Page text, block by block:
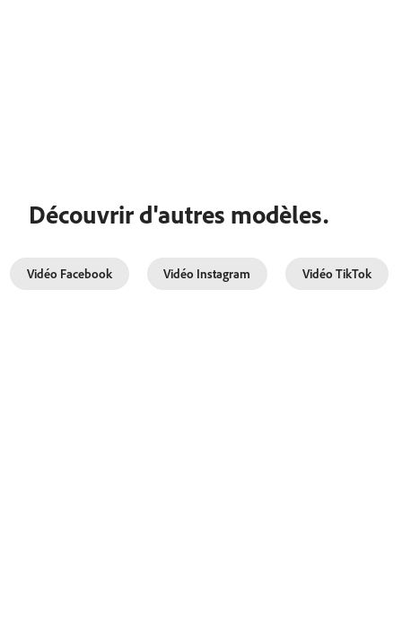
Découvrir d'autres modèles.
Vidéo Facebook Vidéo Instagram Vidéo TikTok